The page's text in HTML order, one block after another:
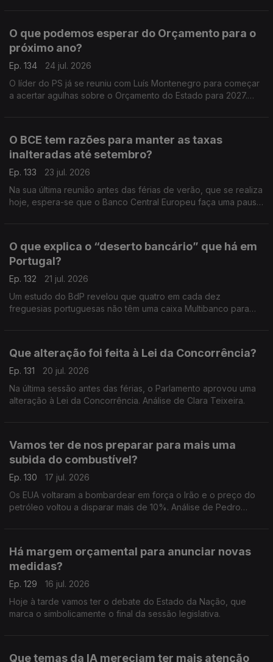
O que podemos esperar do Orçamento para o
próximo ano?
Ep. 134
24 jul. 2026
O líder do PS já se reuniu com Luís Montenegro para começar
a acertar agulhas sobre o Orçamento do Estado para 2027.
O BCE tem razões para manter as taxas
inalteradas até setembro?
Ep. 133
23 jul. 2026
Na sua última reunião antes das férias de verão, que se realiza
hoje, espera-se que o Banco Central Europeu faça uma pausa
O que explica o “deserto bancário” que há em
Portugal?
Ep. 132
21 jul. 2026
Um estudo do BdP revelou que quatro em cada dez
freguesias portuguesas não têm uma caixa Multibanco para
Que alteração foi feita à Lei da Concorrência?
Ep. 131
20 jul. 2026
Na última sessão antes das férias, o Parlamento aprovou uma
alteração à Lei da Concorrência. Análise de Clara Teixeira.
Vamos ter de nos preparar para mais uma
subida do combustível?
Ep. 130
17 jul. 2026
Os EUA voltaram a bombardear em força o Irão e o preço do
petróleo voltou a disparar mais de 10%. Análise de Pedro
Há margem orçamental para anunciar novas
medidas?
Ep. 129
16 jul. 2026
Hoje à tarde vamos ter o debate do Estado da Nação, que
marca o simbolicamente o final da sessão legislativa.
Que temas da IA mereciam ter mais atenção